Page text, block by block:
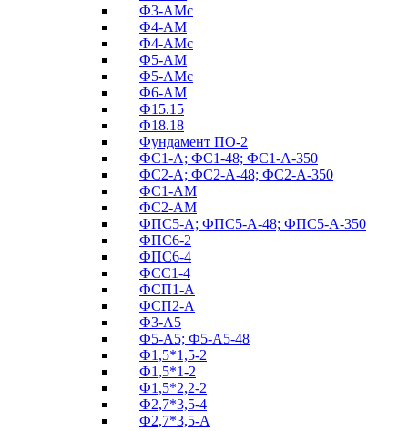
Ф3-АМс
Ф4-АМ
Ф4-АМс
Ф5-АМ
Ф5-АМс
Ф6-АМ
Ф15.15
Ф18.18
Фундамент ПО‑2
ФС1-А; ФС1-48; ФС1-А-350
ФС2-А; ФС2-А-48; ФС2-А-350
ФС1-АМ
ФС2-АМ
ФПС5-А; ФПС5-А-48; ФПС5-А-350
ФПС6-2
ФПС6-4
ФСС1-4
ФСП1-А
ФСП2-А
Ф3-А5
Ф5-А5; Ф5-А5-48
Ф1,5*1,5-2
Ф1,5*1-2
Ф1,5*2,2-2
Ф2,7*3,5-4
Ф2,7*3,5-А